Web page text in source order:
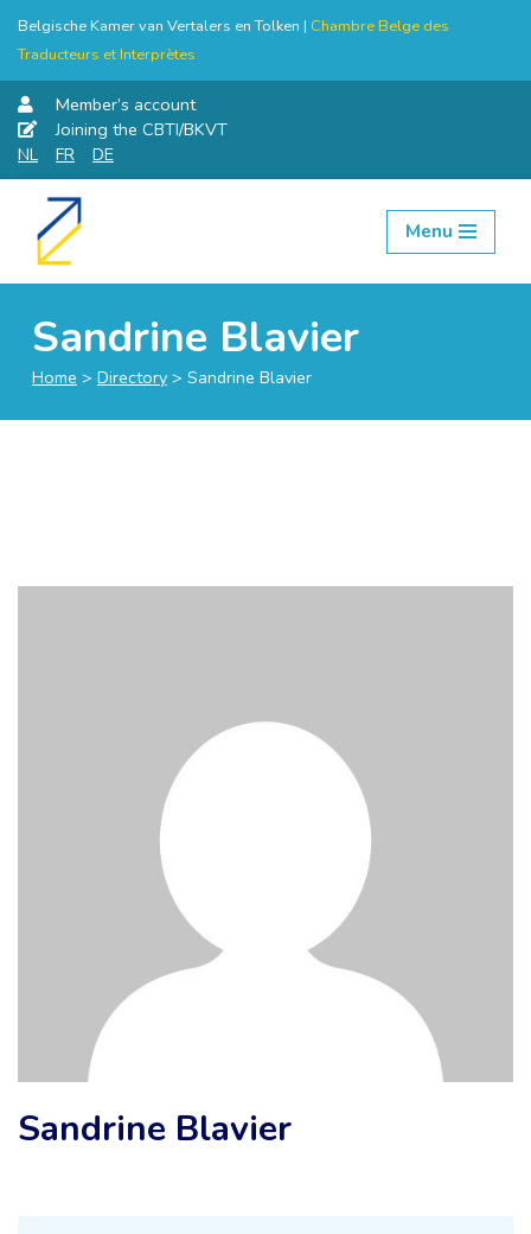
Belgische Kamer van Vertalers en Tolken | Chambre Belge des
Traducteurs et Interprètes
Member’s account
Joining the CBTI/BKVT
NL
FR DE
Skip
Menu
Sandrine Blavier
Home > Directory > Sandrine Blavier
Sandrine Blavier